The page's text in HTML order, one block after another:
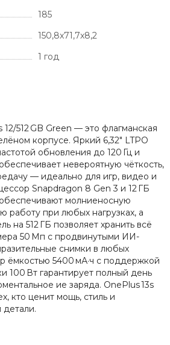
185
150,8x71,7x8,2
1 год
512 GB Green — это флагманская
корпусе. Яркий 6,32″ LTPO
обновления до 120 Гц и
невероятную чёткость,
— идеально для игр, видео и
Snapdragon 8 Gen 3 и 12 ГБ
молниеносную
работу при любых нагрузках, а
на 512 ГБ позволяет хранить всё
50 Мп с продвинутыми ИИ-
снимки в любых
ёмкостью 5400 мА·ч с поддержкой
100 Вт гарантирует полный день
ие заряда. OnePlus 13s
кто ценит мощь, стиль и